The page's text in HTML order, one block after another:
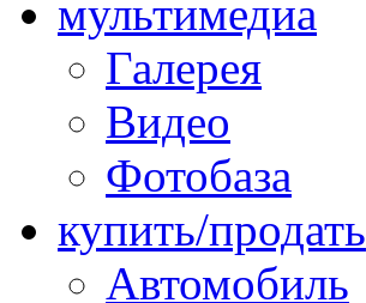
мультимедиа
Галерея
Видео
Фотобаза
купить/продать
Автомобиль